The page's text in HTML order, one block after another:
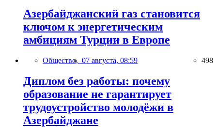
Азербайджанский газ становится
ключом к энергетическим
амбициям Турции в Европе
Общество, 07 августа, 08:59 498
Диплом без работы: почему
образование не гарантирует
трудоустройство молодёжи в
Азербайджане